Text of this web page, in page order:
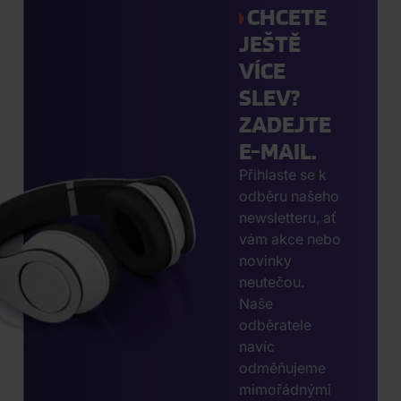
CHCETE
JEŠTĚ
VÍCE
SLEV?
ZADEJTE
E-MAIL.
Přihlaste se k
odběru našeho
newsletteru, ať
vám akce nebo
novinky
neutečou.
Naše
odběratele
navíc
odměňujeme
mimořádnými